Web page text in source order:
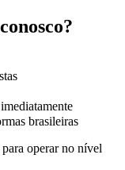
brasileiras
operar no nível